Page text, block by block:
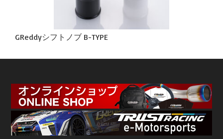
GReddyシフトノブ B-TYPE